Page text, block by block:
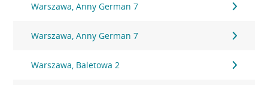
Warszawa, Anny German 7
Warszawa, Anny German 7
Warszawa, Baletowa 2